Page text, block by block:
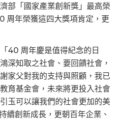
部「國家產業創新獎」最高榮
周年榮獲這四大獎項肯定，更
40 周年慶是值得紀念的日
深知取之社會、要回饋社會，
家父對我的支持與照顧，我已
育基金會，未來將更投入社會
玉可以讓我們的社會更加的美
續創新成長，更朝百年企業、